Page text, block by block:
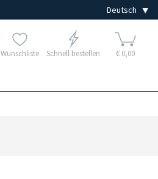
Wunschliste Schnell bestellen € 0,00